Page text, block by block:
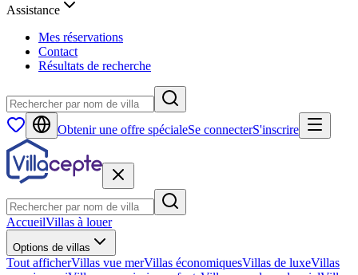
Assistance
Mes réservations
Contact
Résultats de recherche
Obtenir une offre spécialeSe connecterS'inscrire
AccueilVillas à louer
Options de villas
Tout afficherVillas vue merVillas économiquesVillas de luxeVillas